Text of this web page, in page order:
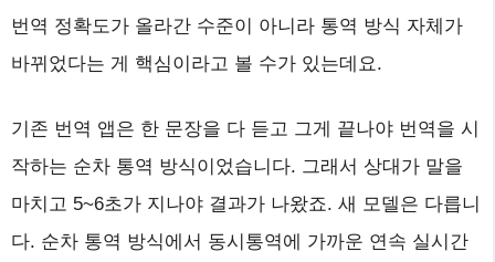
번역 정확도가 올라간 수준이 아니라 통역 방식 자체가
바뀌었다는 게 핵심이라고 볼 수가 있는데요.
기존 번역 앱은 한 문장을 다 듣고 그게 끝나야 번역을 시
작하는 순차 통역 방식이었습니다. 그래서 상대가 말을
마치고 5~6초가 지나야 결과가 나왔죠. 새 모델은 다릅니
다. 순차 통역 방식에서 동시통역에 가까운 연속 실시간